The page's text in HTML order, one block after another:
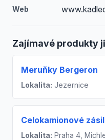
Web
Zajímavé produkty
Meruňky Bergeron
Lokalita: Jezernice
Celokamionové
Lokalita: Praha 4,